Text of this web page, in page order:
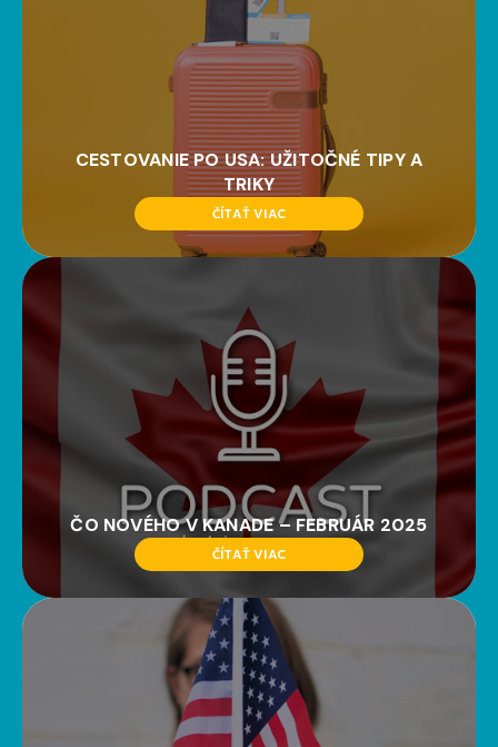
CESTOVANIE PO USA: UŽITOČNÉ TIPY A
TRIKY
ČÍTAŤ VIAC
ČO NOVÉHO V KANADE – FEBRUÁR 2025
ČÍTAŤ VIAC